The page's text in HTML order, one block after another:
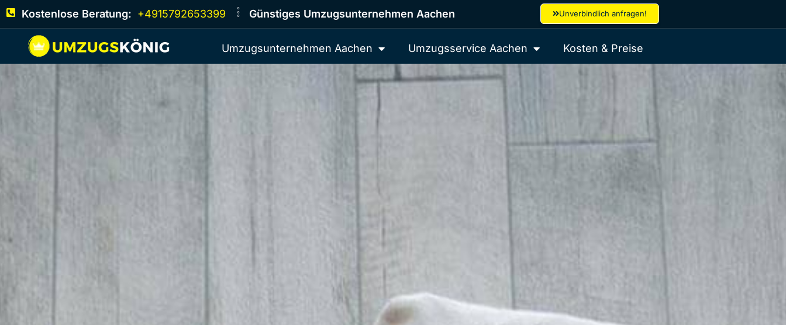
Kostenlose Beratung: +4915792653399 Günstiges Umzugsunternehmen Aachen Unverbindlich anfragen!
Umzugsunternehmen Aachen Umzugsservice Aachen Kosten & Preise